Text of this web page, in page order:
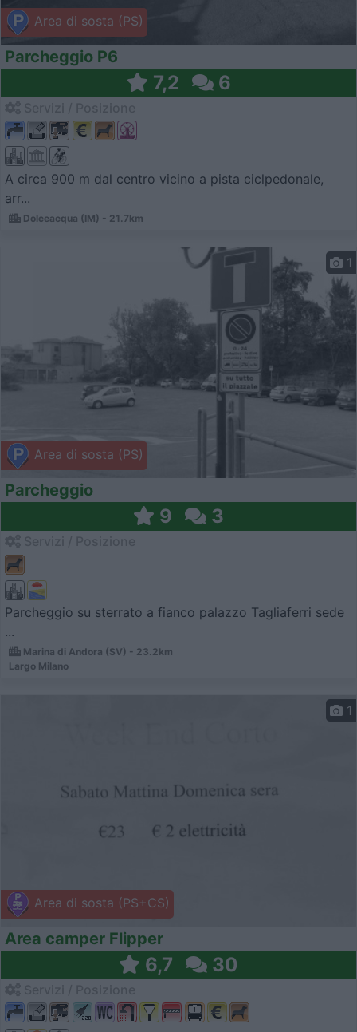
Area di sosta (PS)
Parcheggio P6
7,2 6
A circa 900 m dal centro vicino a pista ciclpedonale,
arr...
Dolceacqua (IM) - 21.7km
Area di sosta (PS)
1
Parcheggio
9 3
Parcheggio su sterrato a fianco palazzo Tagliaferri sede
...
Marina di Andora (SV) - 23.2km
Largo Milano
Area di sosta (PS+CS)
1
Area camper Flipper
6,7 30